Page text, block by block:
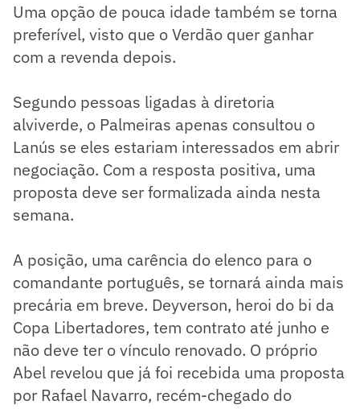
Uma opção de pouca idade também se torna
preferível, visto que o Verdão quer ganhar
com a revenda depois.
Segundo pessoas ligadas à diretoria
alviverde, o Palmeiras apenas consultou o
Lanús se eles estariam interessados em abrir
negociação. Com a resposta positiva, uma
proposta deve ser formalizada ainda nesta
semana.
A posição, uma carência do elenco para o
comandante português, se tornará ainda mais
precária em breve. Deyverson, heroi do bi da
Copa Libertadores, tem contrato até junho e
não deve ter o vínculo renovado. O próprio
Abel revelou que já foi recebida uma proposta
por Rafael Navarro, recém-chegado do